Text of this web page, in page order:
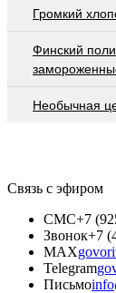
Громкий
Финский
Необычная
Связь с эфиром
СМС+7
Звонок+7
MAX
Telegram
Письмо